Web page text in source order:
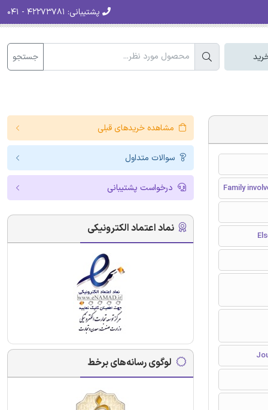
پشتیبانی:
جستجو
Family
مشاهده خریدهای قبلی
سوالات متداول
درخواست پشتیبانی
نماد اعتماد الکترونیکی
لوگوی رسانه‌های برخط